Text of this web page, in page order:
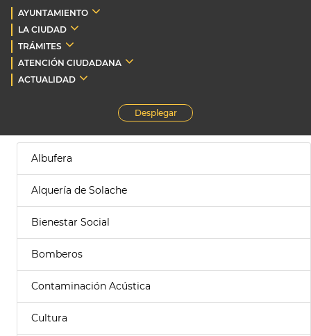
AYUNTAMIENTO
LA CIUDAD
TRÁMITES
ATENCIÓN CIUDADANA
ACTUALIDAD
Desplegar
Albufera
Alquería de Solache
Bienestar Social
Bomberos
Contaminación Acústica
Cultura